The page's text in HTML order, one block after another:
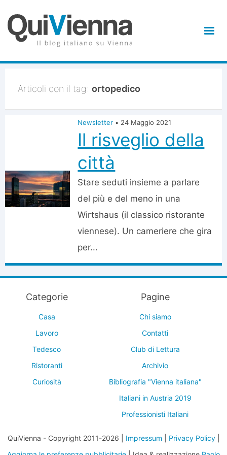
Articoli con il tag: ortopedico
Newsletter • 24 Maggio 2021
Il risveglio della
città
Stare seduti insieme a parlare
del più e del meno in una
Wirtshaus (il classico ristorante
viennese). Un cameriere che gira
per...
Categorie
Casa
Lavoro
Tedesco
Ristoranti
Curiosità
Pagine
Chi siamo
Contatti
Club di Lettura
Archivio
Bibliografia "Vienna italiana"
Italiani in Austria 2019
Professionisti Italiani
QuiVienna - Copyright 2011-2026 | Impressum Privacy Policy|